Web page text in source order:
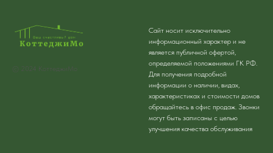
© 2024 КоттеджиМо
Сайт носит исключительно
информационный характер и не
является публичной офертой,
определяемой положениями ГК РФ.
Для получения подробной
информации о наличии, видах,
характеристиках и стоимости домов
обращайтесь в офис продаж. Звонки
могут быть записаны с целью
улучшения качества обслуживания